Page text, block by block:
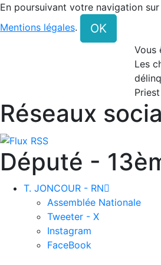
En poursuivant votre navigation
Mentions légales. OK
Vous
Les
Priest
Réseaux
Député -
T. JONCOUR - RN
Assemblée Nationale
Tweeter - X
Instagram
FaceBook